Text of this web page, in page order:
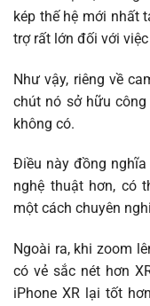
kép thế hệ mới nhất
trợ rất lớn đối với
Như vậy, riêng về
chút nó sở hữu
không có.
Điều này đồng nghĩa
nghệ thuật hơn, có
một cách chuyên
Ngoài ra, khi zoom
có vẻ sắc nét hơn
iPhone XR lại tốt